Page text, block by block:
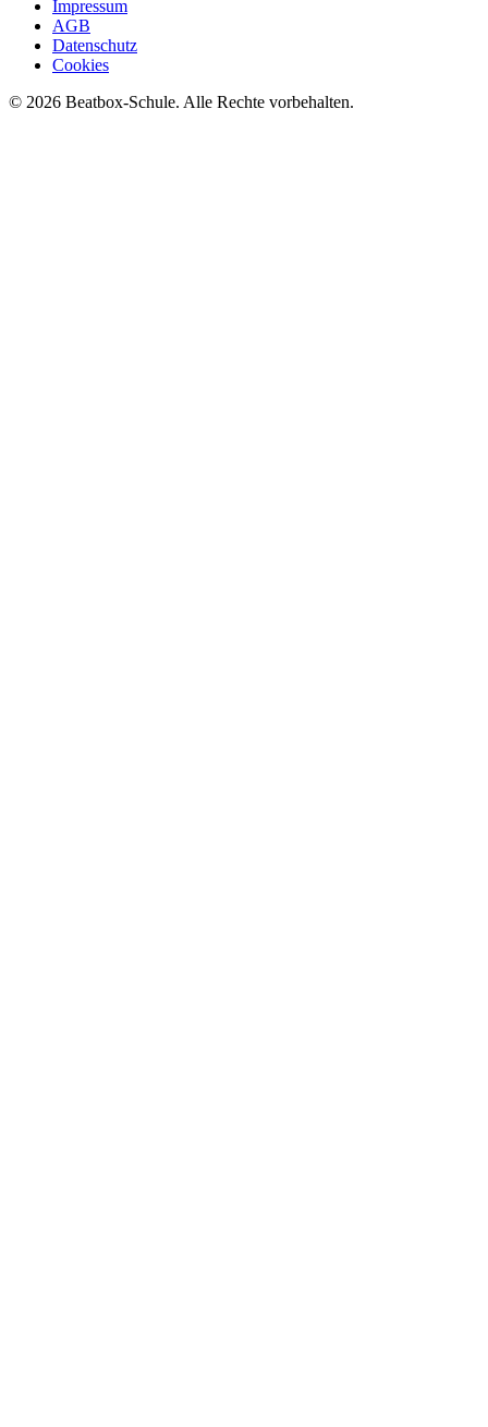
Impressum
AGB
Datenschutz
Cookies
© 2026 Beatbox-Schule. Alle Rechte vorbehalten.